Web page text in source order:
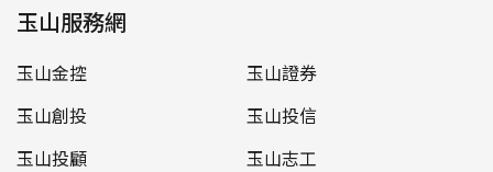
玉山服務網
玉山金控
玉山證券
玉山創投
玉山投信
玉山投顧
玉山志工